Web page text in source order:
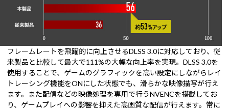
フレームレートを飛躍的に向上させるDLSS 3.0に対応しており、従
来製品と比較して最大で111%の大幅な向上率を実現。DLSS 3.0を
使用することで、ゲームのグラフィックを高い設定にしながらレイ
トレーシング機能をONにした状態でも、滑らかな映像描写が行え
ます。また配信などの映像処理を専用で行うNVENCを搭載してお
り、ゲームプレイへの影響を抑えた高画質な配信が行えます。常に